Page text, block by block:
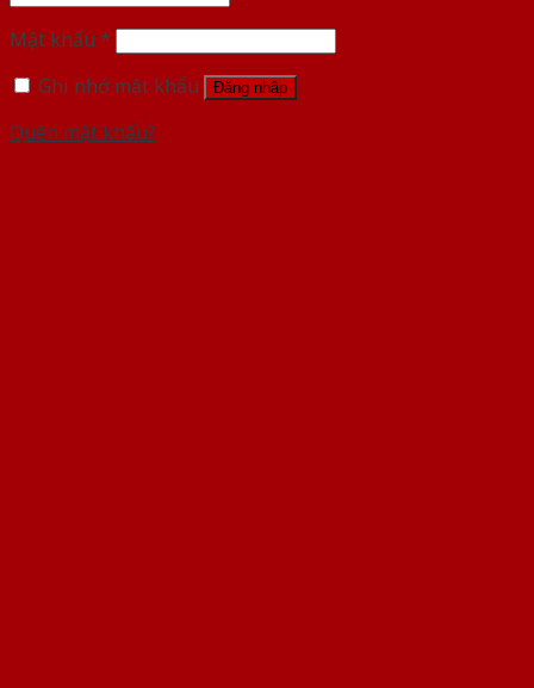
Mật khẩu *
Ghi nhớ mật khẩu
Đăng nhập
Quên mật khẩu?